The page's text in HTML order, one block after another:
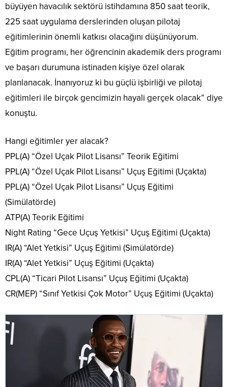
büyüyen havacılık sektörü istihdamına 850 saat teorik,
225 saat uygulama derslerinden oluşan pilotaj
eğitimlerinin önemli katkısı olacağını düşünüyorum.
Eğitim programı, her öğrencinin akademik ders programı
ve başarı durumuna istinaden kişiye özel olarak
planlanacak. İnanıyoruz ki bu güçlü işbirliği ve pilotaj
eğitimleri ile birçok gencimizin hayali gerçek olacak” diye
konuştu.
Hangi eğitimler yer alacak?
PPL(A) “Özel Uçak Pilot Lisansı” Teorik Eğitimi
PPL(A) “Özel Uçak Pilot Lisansı” Uçuş Eğitimi (Uçakta)
PPL(A) “Özel Uçak Pilot Lisansı” Uçuş Eğitimi
(Simülatörde)
ATP(A) Teorik Eğitimi
Night Rating “Gece Uçuş Yetkisi” Uçuş Eğitimi (Uçakta)
IR(A) “Alet Yetkisi” Uçuş Eğitimi (Simülatörde)
IR(A) “Alet Yetkisi” Uçuş Eğitimi (Uçakta)
CPL(A) “Ticari Pilot Lisansı” Uçuş Eğitimi (Uçakta)
CR(MEP) “Sınıf Yetkisi Çok Motor” Uçuş Eğitimi (Uçakta)